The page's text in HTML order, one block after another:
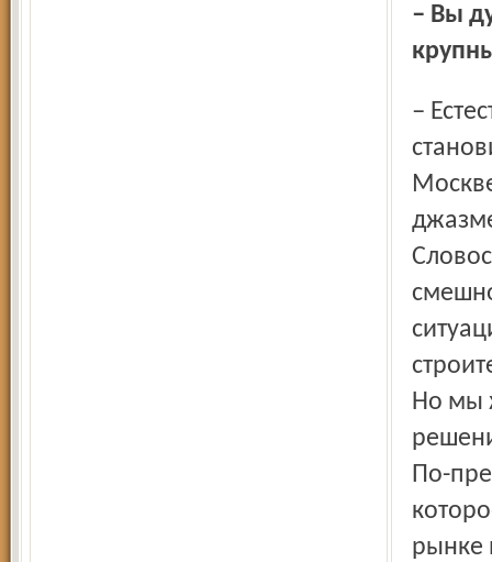
– Вы думаете, что так сможете перетащить людей из
– Естественно. Не все в крупных городах готовы
Но мы
По-
рынке